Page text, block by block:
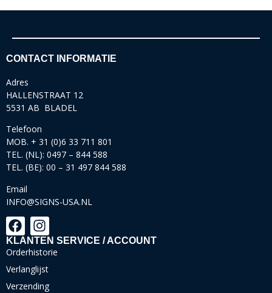
CONTACT INFORMATIE
Adres
HALLENSTRAAT 12
5531 AB BLADEL
Telefoon
MOB. + 31 (0)6 33 711 801
TEL. (NL): 0497 – 844 588
TEL. (BE): 00 – 31 497 844 588
Email
INFO@SIGNS-USA.NL
KLANTEN SERVICE / ACCOUNT
Orderhistorie
Verlanglijst
Verzending